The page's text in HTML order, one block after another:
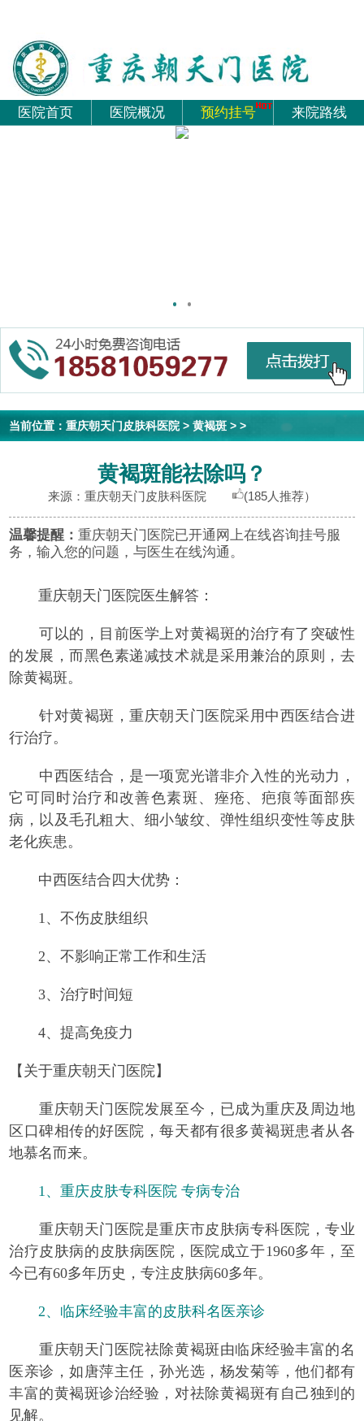
医院首页 医院概况 预约挂号 来院路线
当前位置：重庆朝天门皮肤科医院>黄褐斑 > >
黄褐斑能祛除吗？
来源：重庆朝天门皮肤科医院 (185人推荐）
温馨提醒：重庆朝天门医院已开通网上在线咨询挂号服
务，输入您的问题，与医生在线沟通。
重庆朝天门医院医生解答：
可以的，目前医学上对黄褐斑的治疗有了突破性
的发展，而黑色素递减技术就是采用兼治的原则，去
除黄褐斑。
针对黄褐斑，重庆朝天门医院采用中西医结合进
行治疗。
中西医结合，是一项宽光谱非介入性的光动力，
它可同时治疗和改善色素斑、痤疮、疤痕等面部疾
病，以及毛孔粗大、细小皱纹、弹性组织变性等皮肤
老化疾患。
中西医结合四大优势：
1、不伤皮肤组织
2、不影响正常工作和生活
3、治疗时间短
4、提高免疫力
【关于重庆朝天门医院】
重庆朝天门医院发展至今，已成为重庆及周边地
区口碑相传的好医院，每天都有很多黄褐斑患者从各
地慕名而来。
1、重庆皮肤专科医院 专病专治
重庆朝天门医院是重庆市皮肤病专科医院，专业
治疗皮肤病的皮肤病医院，医院成立于1960多年，至
今已有60多年历史，专注皮肤病60多年。
2、临床经验丰富的皮肤科名医亲诊
重庆朝天门医院祛除黄褐斑由临床经验丰富的名
医亲诊，如唐萍主任，孙光选，杨发菊等，他们都有
丰富的黄褐斑诊治经验，对祛除黄褐斑有自己独到的
见解。